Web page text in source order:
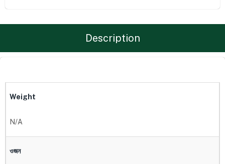
Description
Weight
N/A
ওজন